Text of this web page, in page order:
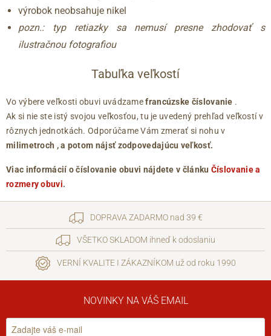
výrobok neobsahuje nikel
pozn.: typ retiazky sa nemusí presne zhodovať s
ilustračnou fotografiou
Tabuľka veľkostí
Vo výbere veľkosti obuvi uvádzamefrancúzske číslovanie .
Ak si nie ste istý svojou veľkosťou, tu je uvedený prehľad veľkostí v
rôznych jednotkách. Odporúčame Vám zmerať si nohu v
milimetroch , a potom nájsť zodpovedajúcu veľkosť.
Viac informácií o číslovanie obuvi nájdete v článku Číslovanie a
rozmery obuvi.
DOPRAVA ZADARMO nad 39 €
VŠETKO SKLADOM ihneď k odoslaniu
VERNÍ KVALITE I ZÁKAZNÍKOM už od roku 1990
NOVINKY NA VÁŠ EMAIL